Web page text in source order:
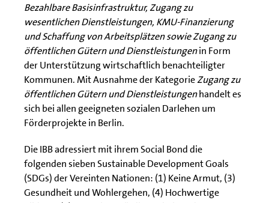
Bezahlbare Basisinfrastruktur, Zugang zu
wesentlichen Dienstleistungen, KMU-Finanzierung
und Schaffung von Arbeitsplätzen sowie Zugang zu
öffentlichen Gütern und Dienstleistungenin Form
der Unterstützung wirtschaftlich benachteiligter
Kommunen. Mit Ausnahme der KategorieZugang zu
öffentlichen Gütern und Dienstleistungenhandelt es
sich bei allen geeigneten sozialen Darlehen um
Förderprojekte in Berlin.
Die IBB adressiert mit ihrem Social Bond die
folgenden sieben Sustainable Development Goals
(SDGs) der Vereinten Nationen: (1) Keine Armut, (3)
Gesundheit und Wohlergehen, (4) Hochwertige